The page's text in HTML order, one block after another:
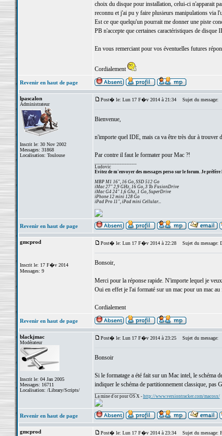
choix du disque pour installation, celui-ci n'apparait
reconnu et j'ai pu y faire plusieurs manipulations via
Est ce que quelqu'un pourrait me donner une piste
PB n'accepte que certaines caractéristiques de
En vous remerciant pour vos éventuelles futures
Cordialement
Revenir en haut de page
lpascalon
Administrateur
Inscrit le: 30 Nov 2002
Messages: 31868
Localisation: Toulouse
Post� le: Lun 17 F�v 2014 à 21:34 Sujet du message:
Bienvenue,
n'importe quel IDE, mais ca va être très dur à trouver
Par contre il faut le formater pour Mac ?!
Ludovic
Evitez de m'envoyer des messages perso sur le forum. Je préfère
MBP M1 16", 16 Go, SSD 512 Go
iMac 27" 2,9 GHz, 16 Go, 3 To FusionDrive
iMac G4 24" 1,6 Ghz, 1 Go, SuperDrive
iPhone 12 mini 128 Go
iPad Pro 11", iPad mini Cellular...
Revenir en haut de page
gmcprod
Inscrit le: 17 F�v 2014
Messages: 9
Post� le: Lun 17 F�v 2014 à 22:28 Sujet du message:
Bonsoir,
Merci pour la réponse rapide. N'importe lequel je
Oui en effet je l'ai formaté sur un mac pour un mac
Cordialement
Revenir en haut de page
blackjmac
Modérateur
Inscrit le: 04 Jan 2005
Messages: 16711
Localisation: /Library/Scripts/
Post� le: Lun 17 F�v 2014 à 23:25 Sujet du message:
Bonsoir
Si le formatage a été fait sur un Mac intel, le schéma
indiquer le schéma de partitionnement classique, pas
La mine d'or pour OS X - http://www.versiontracker.com/macosx/
Revenir en haut de page
gmcprod Post� le: Lun 17 F�v 2014 à 23:34 Sujet du message: